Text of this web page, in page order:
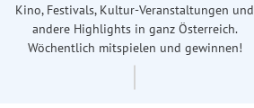
Kino, Festivals, Kultur-Veranstaltungen und
andere Highlights in ganz Österreich.
Wöchentlich mitspielen und gewinnen!